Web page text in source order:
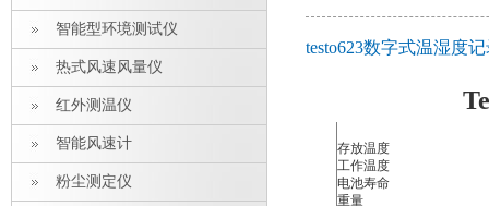
智能型环境测试仪
热式风速风量仪
红外测温仪
智能风速计
粉尘测定仪
testo623数字式温湿度
存放温度
工作温度
电池寿命
重量